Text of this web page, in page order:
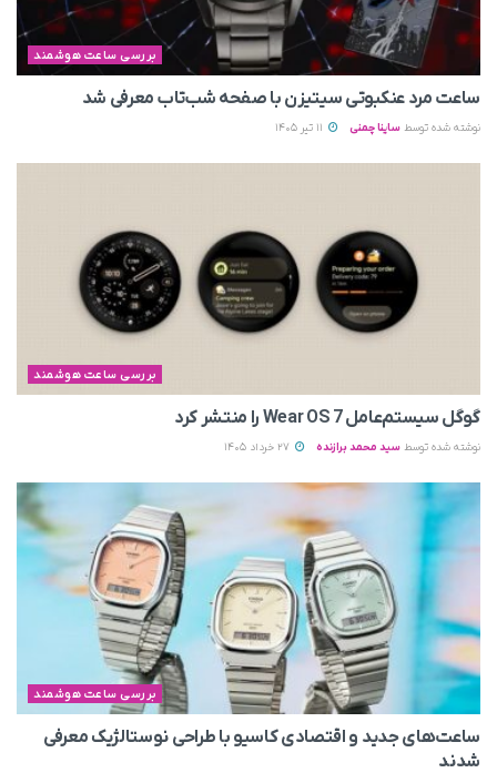
بررسی ساعت هوشمند
ساعت مرد عنکبوتی سیتیزن با صفحه شب‌تاب معرفی شد
نوشته شده توسط ساینا چمنی
بررسی ساعت هوشمند
گوگل سیستم‌عامل Wear OS 7 را منتشر کرد
نوشته شده توسط سید محمد برازنده
بررسی ساعت هوشمند
ساعت‌های جدید و اقتصادی کاسیو با طراحی نوستالژیک معرفی
شدند